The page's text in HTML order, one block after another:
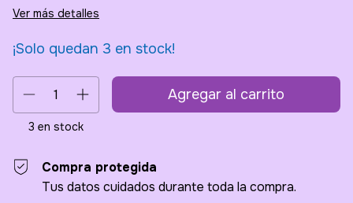
Ver más detalles
¡Solo quedan 3 en stock!
3 en stock
Compra protegida
Tus datos cuidados durante toda la compra.